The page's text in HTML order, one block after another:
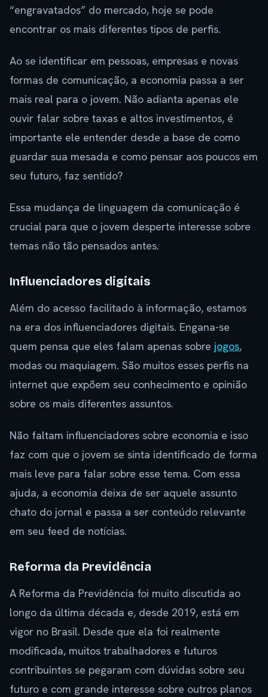
“engravatados” do mercado, hoje se pode
encontrar os mais diferentes tipos de perfis.
Ao se identificar em pessoas, empresas e novas
formas de comunicação, a economia passa a ser
mais real para o jovem. Não adianta apenas ele
ouvir falar sobre taxas e altos investimentos, é
importante ele entender desde a base de como
guardar sua mesada e como pensar aos poucos em
seu futuro, faz sentido?
Essa mudança de linguagem da comunicação é
crucial para que o jovem desperte interesse sobre
temas não tão pensados antes.
Influenciadores digitais
Além do acesso facilitado à informação, estamos
na era dos influenciadores digitais. Engana-se
quem pensa que eles falam apenas sobre jogos,
modas ou maquiagem. São muitos esses perfis na
internet que expõem seu conhecimento e opinião
sobre os mais diferentes assuntos.
Não faltam influenciadores sobre economia e isso
faz com que o jovem se sinta identificado de forma
mais leve para falar sobre esse tema. Com essa
ajuda, a economia deixa de ser aquele assunto
chato do jornal e passa a ser conteúdo relevante
em seu feed de notícias.
Reforma da Previdência
A Reforma da Previdência foi muito discutida ao
longo da última década e, desde 2019, está em
vigor no Brasil. Desde que ela foi realmente
modificada, muitos trabalhadores e futuros
contribuintes se pegaram com dúvidas sobre seu
futuro e com grande interesse sobre outros planos